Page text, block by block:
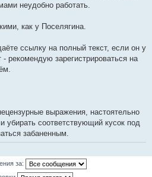
неудобно работать.
как у Поселягина.
ссылку на полный текст, если он у
рекомендую зарегистрироваться на
выражения, настоятельно
убирать соответствующий кусок под
забаненным.
за: